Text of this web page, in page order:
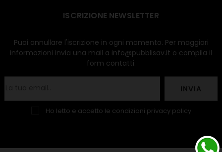
ISCRIZIONE NEWSLETTER
Puoi annullare l'iscrizione in ogni momento. Per maggiori
informazioni invia una mail a info@pubblisav.it o compila il
form contatti.
INVIA
Ho letto e accetto le condizioni privacy policy